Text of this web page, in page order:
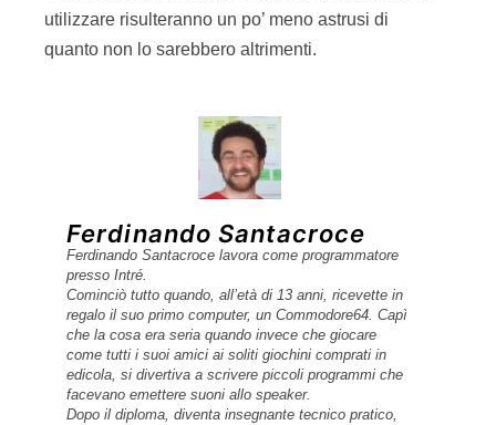
utilizzare risulteranno un po’ meno astrusi di
quanto non lo sarebbero altrimenti.
Ferdinando Santacroce
Ferdinando Santacroce lavora come programmatore
presso Intré.
Cominciò tutto quando, all’età di 13 anni, ricevette in
regalo il suo primo computer, un Commodore64. Capì
che la cosa era seria quando invece che giocare
come tutti i suoi amici ai soliti giochini comprati in
edicola, si divertiva a scrivere piccoli programmi che
facevano emettere suoni allo speaker.
Dopo il diploma, diventa insegnante tecnico pratico,